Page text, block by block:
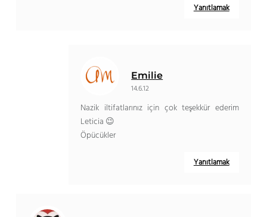
Yanıtlamak
Emilie
14.6.12
Nazik iltifatlarınız için çok teşekkür ederim
Leticia 😉
Öpücükler
Yanıtlamak